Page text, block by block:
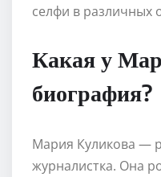
селфи в различных
Какая у
биография?
Мария Куликова —
журналистка. Она